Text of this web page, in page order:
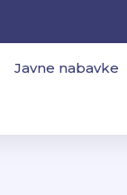
Javne nabavke